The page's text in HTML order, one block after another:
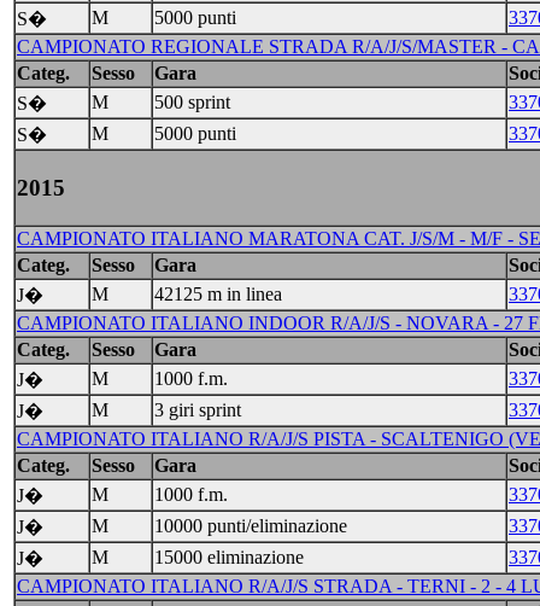
S�
M 5000 punti
CAMPIONATO REGIONALE STRADA R/A/J/S/MASTER -
Categ.
Sesso Gara
S�
M 500 sprint
S�
M 5000 punti
2015
CAMPIONATO ITALIANO MARATONA CAT. J/S/M - M/F -
Categ.
Sesso Gara
J�
M 42125 m in linea
CAMPIONATO ITALIANO INDOOR R/A/J/S - NOVARA - 27
Categ.
Sesso Gara
J�
M 1000 f.m.
J�
M 3 giri sprint
CAMPIONATO ITALIANO R/A/J/S PISTA - SCALTENIGO
Categ.
Sesso Gara
J�
M 1000 f.m.
J�
M 10000 punti/eliminazione
J�
M 15000 eliminazione
CAMPIONATO ITALIANO R/A/J/S STRADA - TERNI - 2 - 4